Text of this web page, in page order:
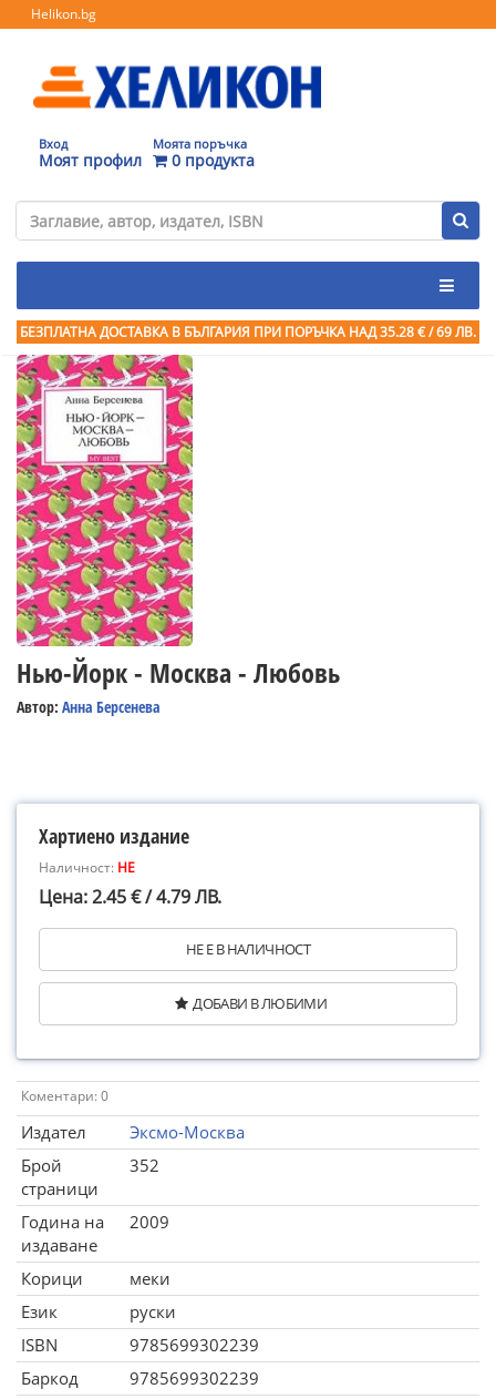
Helikon.bg
Вход
Моят профил
Моята поръчка
0 продукта
БЕЗПЛАТНА ДОСТАВКА В БЪЛГАРИЯ ПРИ ПОРЪЧКА НАД 35.28 € / 69 ЛВ.
Нью-Йорк - Москва - Любовь
Автор: Анна Берсенева
Хартиено издание
Наличност: НЕ
Цена: 2.45 € / 4.79 ЛВ.
НЕ Е В НАЛИЧНОСТ
ДОБАВИ В ЛЮБИМИ
Коментари: 0
Издател
Эксмо-Москва
Брой
страници
352
Година на
издаване
2009
Корици
меки
Език
руски
ISBN
9785699302239
Баркод
9785699302239